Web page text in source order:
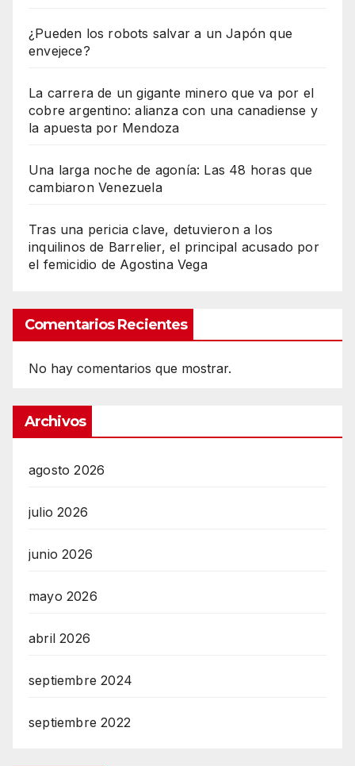
¿Pueden los robots salvar a un Japón que
envejece?
La carrera de un gigante minero que va por el
cobre argentino: alianza con una canadiense y
la apuesta por Mendoza
Una larga noche de agonía: Las 48 horas que
cambiaron Venezuela
Tras una pericia clave, detuvieron a los
inquilinos de Barrelier, el principal acusado por
el femicidio de Agostina Vega
Comentarios Recientes
No hay comentarios que mostrar.
Archivos
agosto 2026
julio 2026
junio 2026
mayo 2026
abril 2026
septiembre 2024
septiembre 2022